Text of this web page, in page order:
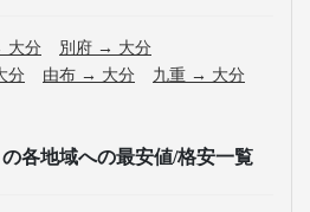
大分 別府 → 大分
分 由布 → 大分 九重 → 大分
の各地域への最安値/格安一覧